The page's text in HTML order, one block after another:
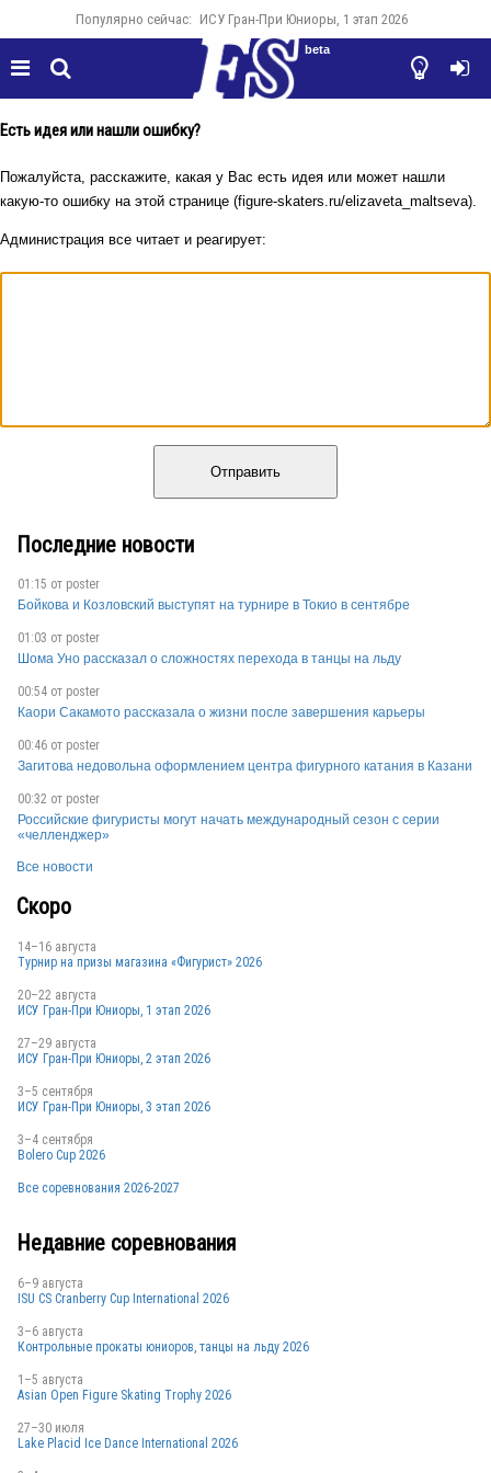
Популярно сейчас: ИСУ Гран-При Юниоры, 1 этап 2026
  

beta
Есть идея или нашли ошибку?
Пожалуйста, расскажите, какая у Вас есть идея или может нашли
какую-то ошибку на этой странице (figure-skaters.ru/elizaveta_maltseva).
Администрация все читает и реагирует:
Отправить
Последние новости
01:15 от poster
Бойкова и Козловский выступят на турнире в Токио в сентябре
01:03 от poster
Шома Уно рассказал о сложностях перехода в танцы на льду
00:54 от poster
Каори Сакамото рассказала о жизни после завершения карьеры
00:46 от poster
Загитова недовольна оформлением центра фигурного катания в Казани
00:32 от poster
Российские фигуристы могут начать международный сезон с серии
«челленджер»
Все новости
Скоро
14–16 августа
Турнир на призы магазина «Фигурист» 2026
20–22 августа
ИСУ Гран-При Юниоры, 1 этап 2026
27–29 августа
ИСУ Гран-При Юниоры, 2 этап 2026
3–5 сентября
ИСУ Гран-При Юниоры, 3 этап 2026
3–4 сентября
Bolero Cup 2026
Все соревнования 2026-2027
Недавние соревнования
6–9 августа
ISU CS Cranberry Cup International 2026
3–6 августа
Контрольные прокаты юниоров, танцы на льду 2026
1–5 августа
Asian Open Figure Skating Trophy 2026
27–30 июля
Lake Placid Ice Dance International 2026